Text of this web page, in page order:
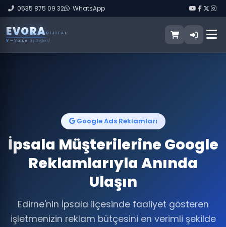
0535 875 09 32 WhatsApp
EVORA DIJITAL
V — Value (İş Değeri)
Google Ads Reklamları
İpsala Müşterilerine Google
Reklamlarıyla Anında
Ulaşın
Edirne'nin İpsala ilçesinde faaliyet gösteren
işletmenizin reklam bütçesini en verimli şekilde